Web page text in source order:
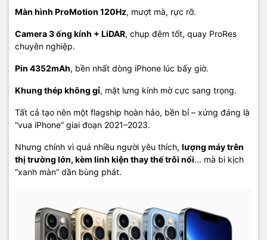
Màn hình ProMotion 120Hz, mượt mà, rực rỡ.
Camera 3 ống kính + LiDAR, chụp đêm tốt, quay ProRes
chuyên nghiệp.
Pin 4352mAh, bền nhất dòng iPhone lúc bấy giờ.
Khung thép không gỉ, mặt lưng kính mờ cực sang trọng.
Tất cả tạo nên một flagship hoàn hảo, bền bỉ – xứng đáng là
“vua iPhone” giai đoạn 2021–2023.
Nhưng chính vì quá nhiều người yêu thích, lượng máy trên
thị trường lớn, kèm linh kiện thay thế trôi nổi... mà bi kịch
“xanh màn” dần bùng phát.